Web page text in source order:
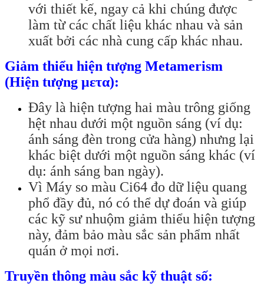
với thiết kế, ngay cả khi chúng được
làm từ các chất liệu khác nhau và sản
xuất bởi các nhà cung cấp khác nhau.
Giảm thiểu hiện tượng Metamerism
(Hiện tượng μετα):
Đây là hiện tượng hai màu trông giống
hệt nhau dưới một nguồn sáng (ví dụ:
ánh sáng đèn trong cửa hàng) nhưng lại
khác biệt dưới một nguồn sáng khác (ví
dụ: ánh sáng ban ngày).
Vì Máy so màu Ci64 đo dữ liệu quang
phổ đầy đủ, nó có thể dự đoán và giúp
các kỹ sư nhuộm giảm thiểu hiện tượng
này, đảm bảo màu sắc sản phẩm nhất
quán ở mọi nơi.
Truyền thông màu sắc kỹ thuật số: